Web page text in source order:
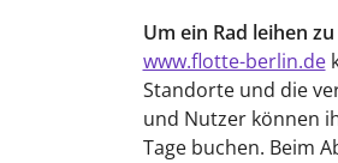
Um ein Rad leihen
www.flotte-berlin.de
Standorte und die
und Nutzer können
Tage buchen. Beim